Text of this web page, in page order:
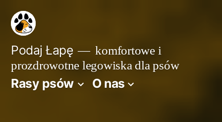
Przejdź
treściPodaj Łapę
komfortowe i
prozdrowotne legowiska dla psów
Rasy psów O nas